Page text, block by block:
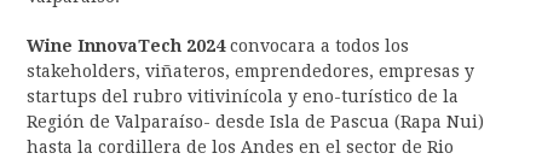
Wine InnovaTech 2024convocara a todos los
stakeholders, viñateros, emprendedores, empresas y
startups del rubro vitivinícola y eno-turístico de la
Región de Valparaíso- desde Isla de Pascua (Rapa Nui)
hasta la cordillera de los Andes en el sector de Rio